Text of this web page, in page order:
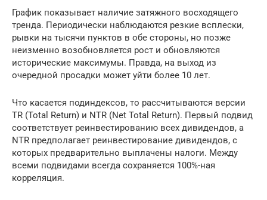
График показывает наличие затяжного восходящего
тренда. Периодически наблюдаются резкие всплески,
рывки на тысячи пунктов в обе стороны, но позже
неизменно возобновляется рост и обновляются
исторические максимумы. Правда, на выход из
очередной просадки может уйти более 10 лет.
Что касается подиндексов, то рассчитываются версии
TR (Total Return) и NTR (Net Total Return). Первый подвид
соответствует реинвестированию всех дивидендов, а
NTR предполагает реинвестирование дивидендов, с
которых предварительно выплачены налоги. Между
всеми подвидами всегда сохраняется 100%-ная
корреляция.